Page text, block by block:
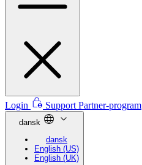
Login Support Partner-program
dansk
dansk
English (US)
English (UK)